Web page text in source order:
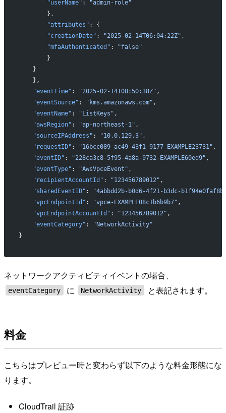
        "userName"
:
"admin-role"
        },
        "attributes"
: {
        "creationDate"
: "2025-02-14T06:04:22Z" ,
        "mfaAuthenticated"
:
"false"
        }
    }
    },
    "eventTime"
: "2025-02-14T08:50:38Z" ,
    "eventSource"
: "kms.amazonaws.com" ,
    "eventName"
: "ListKeys" ,
    "awsRegion"
: "ap-northeast-1" ,
    "sourceIPAddress"
: "10.0.129.3" ,
    "requestID"
: "16bcc089-ac49-43f1-9177-EXAMPLE23731" ,
    "eventID"
: "228ca3c8-5f95-4a8a-9732-EXAMPLE60ed9" ,
    "eventType"
: "AwsVpceEvent" ,
    "recipientAccountId"
: "123456789012" ,
    "sharedEventID"
:
"4abbdd2b-b0d6-4f21-b3dc-
    "vpcEndpointId"
: "vpce-EXAMPLE08c1b6b9b7" ,
    "vpcEndpointAccountId"
: "123456789012" ,
    "eventCategory"
:
"NetworkActivity"
}
ネットワークアクティビティイベントの場合、
eventCategory に NetworkActivity と表記されます。
料金
こちらはプレビュー時と変わらず以下のような料金形態にな
ります。
CloudTrail 証跡